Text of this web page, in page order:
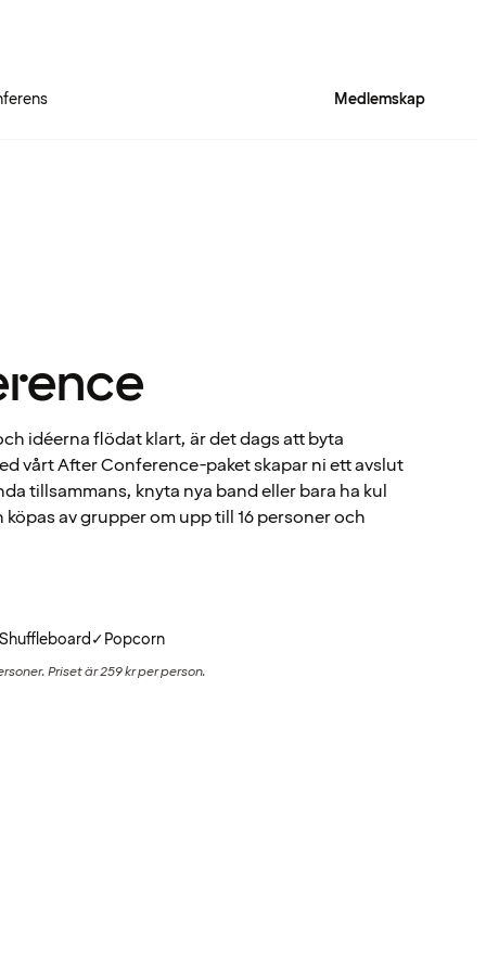
Medlemskap
idéerna flödat klart, är det dags att byta
vårt After Conference-paket skapar ni ett avslut
tillsammans, knyta nya band eller bara ha kul
av grupper om upp till 16 personer och
Shuffleboard ✓Popcorn
Priset är 259 kr per person.